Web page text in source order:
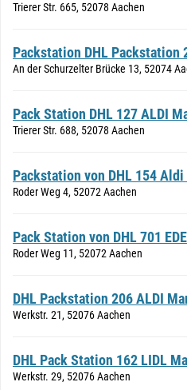
Trierer Str. 665, 52078 Aachen
Packstation DHL Packstation
An der Schurzelter Brücke 13, 52074
Pack Station DHL 127 ALDI
Trierer Str. 688, 52078 Aachen
Packstation von DHL 154
Roder Weg 4, 52072 Aachen
Pack Station von DHL 701
Roder Weg 11, 52072 Aachen
DHL Packstation 206 ALDI
Werkstr. 21, 52076 Aachen
DHL Pack Station 162 LIDL
Werkstr. 29, 52076 Aachen